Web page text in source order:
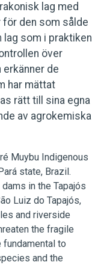
lag med
den som sålde
som i praktiken
över
de
har mättat
rätt till sina egna
av agrokemiska